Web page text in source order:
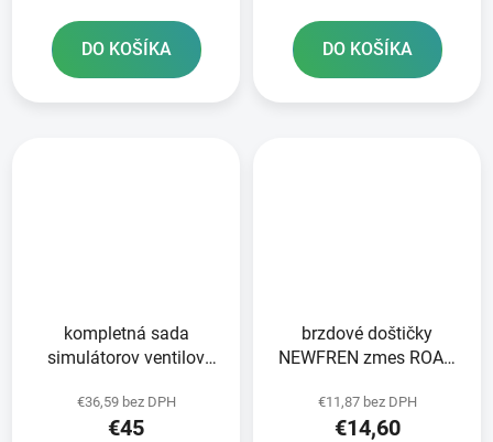
DO KOŠÍKA DO KOŠÍKA
kompletná sada
simulátorov ventilov
ATHENA
€36,59 bez DPH
€45
brzdové doštičky
NEWFREN zmes ROAD
v balení
€11,87 bez DPH
€14,60